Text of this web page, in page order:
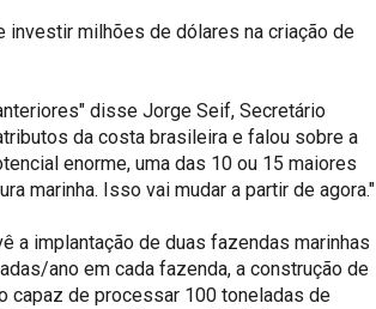
investir milhões de dólares na criação de
disse Jorge Seif, Secretário
da costa brasileira e falou sobre a
enorme, uma das 10 ou 15 maiores
marinha. Isso vai mudar a partir de agora."
a implantação de duas fazendas marinhas
ano em cada fazenda, a construção de
capaz de processar 100 toneladas de